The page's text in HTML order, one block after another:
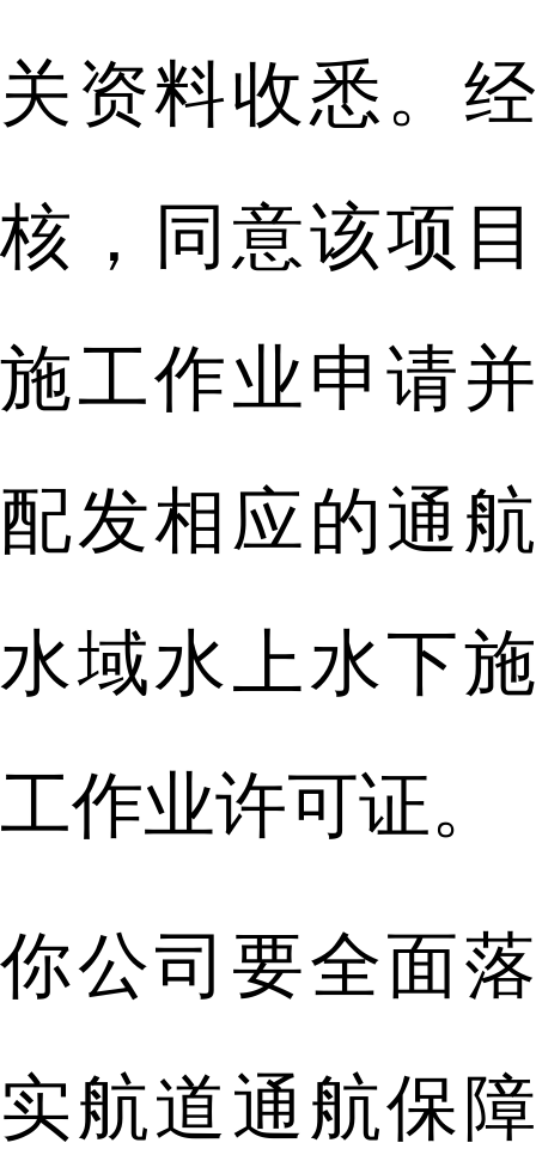
关资料收悉。经
核，同意该项目
施工作业申请并
配发相应的通航
水域水上水下施
工作业许可证。
你公司要全面落
实航道通航保障